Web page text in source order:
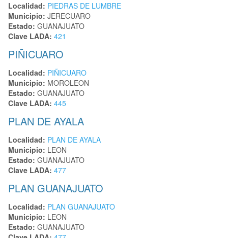
Localidad: PIEDRAS DE LUMBRE
Municipio: JERECUARO
Estado: GUANAJUATO
Clave LADA: 421
PIÑICUARO
Localidad: PIÑICUARO
Municipio: MOROLEON
Estado: GUANAJUATO
Clave LADA: 445
PLAN DE AYALA
Localidad: PLAN DE AYALA
Municipio: LEON
Estado: GUANAJUATO
Clave LADA: 477
PLAN GUANAJUATO
Localidad: PLAN GUANAJUATO
Municipio: LEON
Estado: GUANAJUATO